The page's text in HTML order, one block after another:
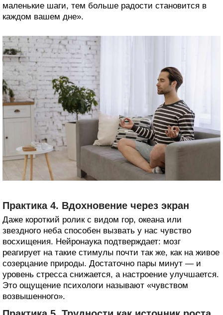
маленькие шаги, тем больше радости становится в
каждом вашем дне».
Практика 4. Вдохновение через экран
Даже короткий ролик с видом гор, океана или
звездного неба способен вызвать у нас чувство
восхищения. Нейронаука подтверждает: мозг
реагирует на такие стимулы почти так же, как на живое
созерцание природы. Достаточно пары минут — и
уровень стресса снижается, а настроение улучшается.
Это ощущение психологи называют «чувством
возвышенного».